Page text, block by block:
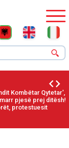
Kombëtar Qytetar',
pjesë prej ditësh!
protestuesit